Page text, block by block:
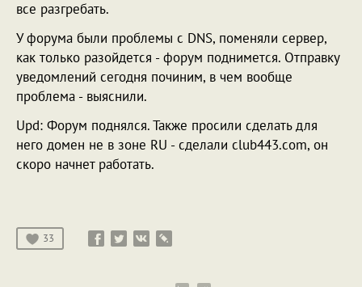
все разгребать.
У форума были проблемы с DNS, поменяли сервер,
как только разойдется - форум поднимется. Отправку
уведомлений сегодня починим, в чем вообще
проблема - выяснили.
Upd: Форум поднялся. Также просили сделать для
него домен не в зоне RU - сделали club443.com, он
скоро начнет работать.
33